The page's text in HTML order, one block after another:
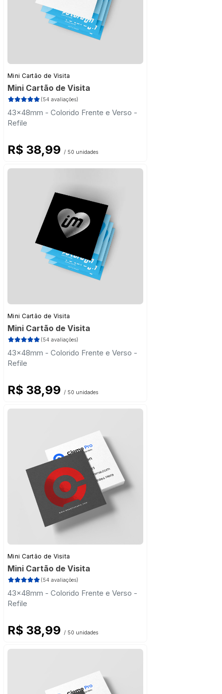
Mini Cartão de Visita
Mini Cartão de Visita
(54 avaliações)
43x48mm - Colorido Frente e Verso -
Refile
R$ 38,99 / 50 unidades
Mini Cartão de Visita
Mini Cartão de Visita
(54 avaliações)
43x48mm - Colorido Frente e Verso -
Refile
R$ 38,99 / 50 unidades
Mini Cartão de Visita
Mini Cartão de Visita
(54 avaliações)
43x48mm - Colorido Frente e Verso -
Refile
R$ 38,99 / 50 unidades